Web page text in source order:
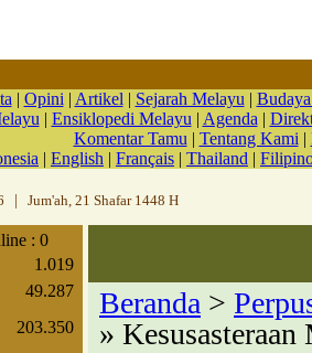
| Opini | Artikel | Sejarah Melayu |
| Ensiklopedi Melayu | Agenda |
Komentar Tamu | Tentang Kami |
| English | Français | Thailand |
Jum'ah, 21 Shafar 1448 H
: 0
1.019
49.287
203.350
Beranda >
» Kesusasteraan